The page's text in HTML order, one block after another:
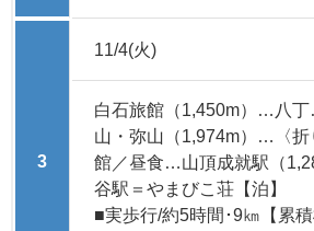
3
11/4(火)
白石旅館（1,450m）…八
山・弥山（1,974m）…〈
館／昼食…山頂成就駅（
谷駅＝やまびこ荘【泊】
■実歩行/約5時間･9㎞【累積